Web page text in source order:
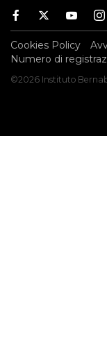
Facebook
Twitter
Cookies Policy
Numero di
©2026 Instituto